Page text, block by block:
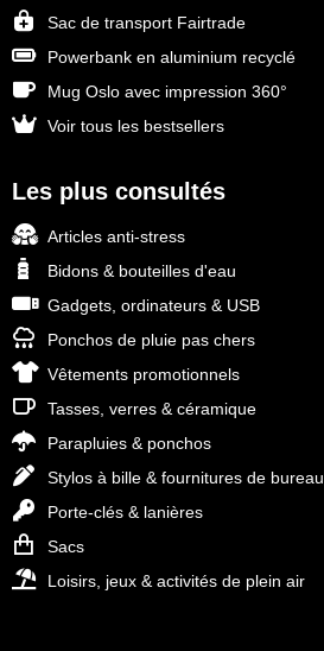
Sac de transport Fairtrade
Powerbank en aluminium recyclé
Mug Oslo avec impression 360°
Voir tous les bestsellers
Les plus consultés
Articles anti-stress
Bidons & bouteilles d'eau
Gadgets, ordinateurs & USB
Ponchos de pluie pas chers
Vêtements promotionnels
Tasses, verres & céramique
Parapluies & ponchos
Stylos à bille & fournitures de bureau
Porte-clés & lanières
Sacs
Loisirs, jeux & activités de plein air